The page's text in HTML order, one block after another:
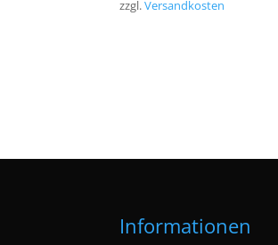
zzgl.Versandkosten
Informationen